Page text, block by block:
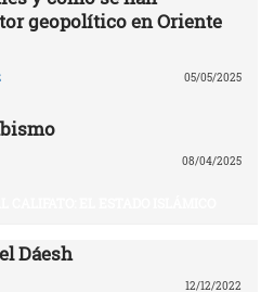
geopolítico en Oriente
05/05/2025
08/04/2025
Dáesh
12/12/2022